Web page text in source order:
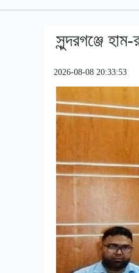
সুন্দরগঞ্জে
2026-08-08 20:33:53